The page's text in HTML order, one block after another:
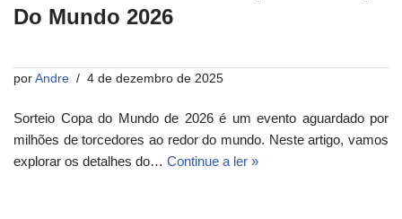
Do Mundo 2026
por Andre 4 de dezembro de 2025
Sorteio Copa do Mundo de 2026 é um evento aguardado por
milhões de torcedores ao redor do mundo. Neste artigo, vamos
explorar os detalhes do… Continue a ler »